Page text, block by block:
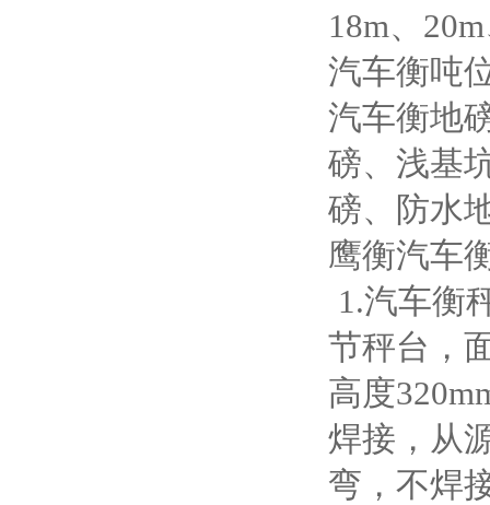
18m、
汽车衡吨
汽车衡地
磅、浅基
磅、防水
鹰衡汽车
1.汽车衡
节秤台，
高度
焊接，从
弯，不焊